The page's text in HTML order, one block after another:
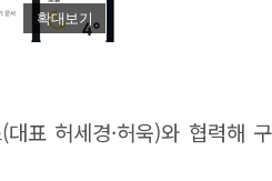
확대보기
표 허세경·허욱)와 협력해